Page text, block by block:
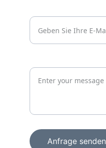
Anfrage senden